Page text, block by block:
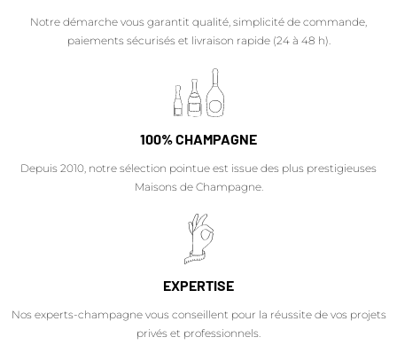
Notre démarche vous garantit qualité, simplicité de commande,
paiements sécurisés et livraison rapide (24 à 48 h).
100% CHAMPAGNE
Depuis 2010, notre sélection pointue est issue des plus prestigieuses
Maisons de Champagne.
EXPERTISE
Nos experts-champagne vous conseillent pour la réussite de vos projets
privés et professionnels.